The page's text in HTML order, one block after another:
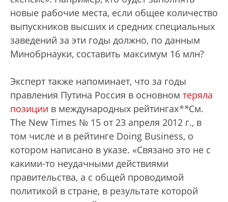
новые рабочие места, если общее количество
выпускников высших и средних специальных
заведений за эти годы должно, по данным
Минобрнауки, составить максимум 16 млн?
Эксперт также напоминает, что за годы
правления Путина Россия в основном теряла
позиции в международных рейтингах**См.
The New Times № 15 от 23 апреля 2012 г., в
том числе и в рейтинге Doing Business, о
котором написано в указе. «Связано это не с
какими-то неудачными действиями
правительства, а с общей проводимой
политикой в стране, в результате которой